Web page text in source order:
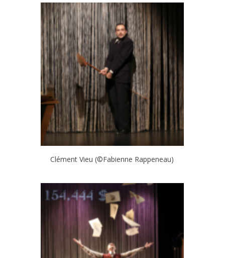
Clément Vieu (©Fabienne Rappeneau)